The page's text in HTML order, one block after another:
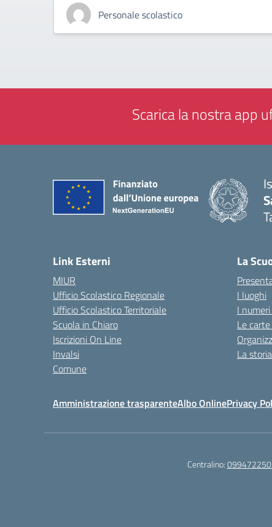
Personale scolastico
Scarica la nostra app
Link Esterni
MIUR
Ufficio Scolastico Regionale
Ufficio Scolastico Territoriale
Scuola in Chiaro
Iscrizioni On Line
Invalsi
Comune
La
I luoghi
I
Le
La storia
Amministrazione trasparenteAlbo OnlinePrivacy
Centralino: